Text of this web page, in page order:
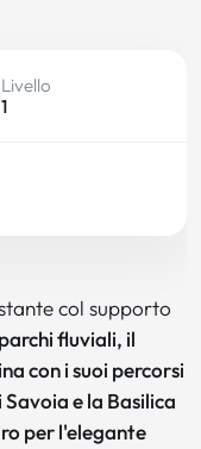
Livello
1
col supporto
parchi fluviali, il
con i suoi percorsi
e la Basilica
per l'elegante